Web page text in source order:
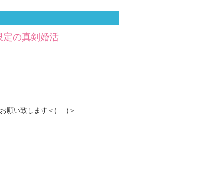
定の真剣婚活
願い致します＜(_ _)＞